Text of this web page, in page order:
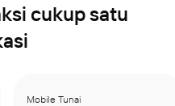
cukup satu
Mobile Tunai